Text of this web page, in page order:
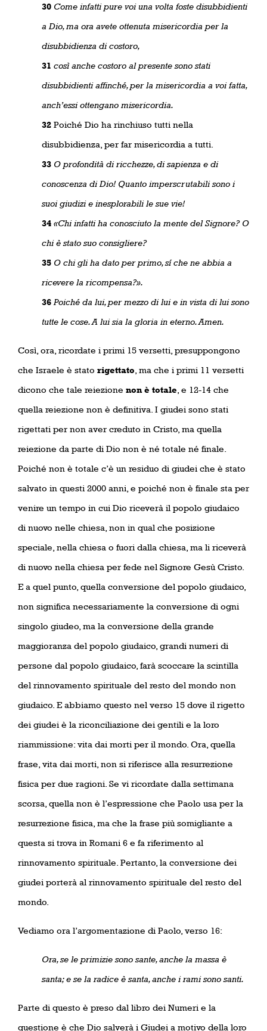
30 Come infatti pure voi una volta foste disubbidienti
a Dio, ma ora avete ottenuta misericordia per la
disubbidienza di costoro,
31 così anche costoro al presente sono stati
disubbidienti affinché, per la misericordia a voi fatta,
anch’essi ottengano misericordia.
32 Poiché Dio ha rinchiuso tutti nella
disubbidienza, per far misericordia a tutti.
33 O profondità di ricchezze, di sapienza e di
conoscenza di Dio! Quanto imperscrutabili sono i
suoi giudizi e inesplorabili le sue vie!
34 «Chi infatti ha conosciuto la mente del Signore? O
chi è stato suo consigliere?
35 O chi gli ha dato per primo, sí che ne abbia a
ricevere la ricompensa?».
36 Poiché da lui, per mezzo di lui e in vista di lui sono
tutte le cose. A lui sia la gloria in eterno. Amen.
Così, ora, ricordate i primi 15 versetti, presuppongono
che Israele è stato rigettato , ma che i primi 11 versetti
dicono che tale reiezione non è totale , e 12-14 che
quella reiezione non è definitiva. I giudei sono stati
rigettati per non aver creduto in Cristo, ma quella
reiezione da parte di Dio non è né totale né finale.
Poiché non è totale c’è un residuo di giudei che è stato
salvato in questi 2000 anni, e poiché non è finale sta per
venire un tempo in cui Dio riceverà il popolo giudaico
di nuovo nelle chiesa, non in qual che posizione
speciale, nella chiesa o fuori dalla chiesa, ma li riceverà
di nuovo nella chiesa per fede nel Signore Gesù Cristo.
E a quel punto, quella conversione del popolo giudaico,
non significa necessariamente la conversione di ogni
singolo giudeo, ma la conversione della grande
maggioranza del popolo giudaico, grandi numeri di
persone dal popolo giudaico, farà scoccare la scintilla
del rinnovamento spirituale del resto del mondo non
giudaico. E abbiamo questo nel verso 15 dove il rigetto
dei giudei è la riconciliazione dei gentili e la loro
riammissione: vita dai morti per il mondo. Ora, quella
frase, vita dai morti, non si riferisce alla resurrezione
fisica per due ragioni. Se vi ricordate dalla settimana
scorsa, quella non è l’espressione che Paolo usa per la
resurrezione fisica, ma che la frase più somigliante a
questa si trova in Romani 6 e fa riferimento al
rinnovamento spirituale. Pertanto, la conversione dei
giudei porterà al rinnovamento spirituale del resto del
mondo.
Vediamo ora l’argomentazione di Paolo, verso 16:
Ora, se le primizie sono sante, anche la massa è
santa; e se la radice è santa, anche i rami sono santi.
Parte di questo è preso dal libro dei Numeri e la
questione è che Dio salverà i Giudei a motivo della loro